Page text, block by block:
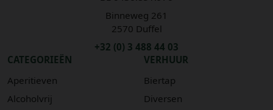
Binneweg 261
2570 Duffel
+32 (0) 3 488 44 03
CATEGORIEËN
Aperitieven
Alcoholvrij
VERHUUR
Biertap
Diversen